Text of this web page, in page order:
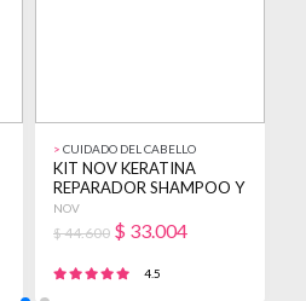
> CUIDADO DEL CABELLO
KIT NOV KERATINA
REPARADOR SHAMPOO Y
ENJUAGUE 3900ML +
BAÑO
NOV
$ 44.600 $ 33.004
4.5